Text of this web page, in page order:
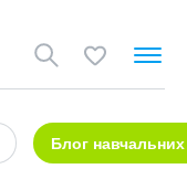
Блог навчальних